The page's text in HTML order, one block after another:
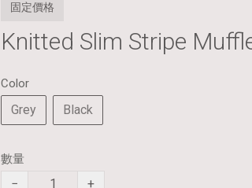
固定價格
Knitted Slim Stripe
Color
Grey Black
數量
− +